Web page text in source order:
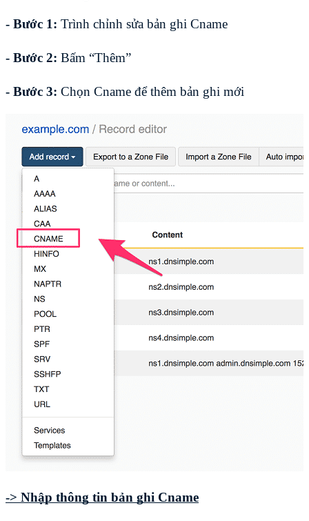
- Bước 1: Trình chỉnh sửa bản ghi Cname
- Bước 2: Bấm “Thêm”
- Bước 3: Chọn Cname để thêm bản ghi mới
-> Nhập thông tin bản ghi Cname